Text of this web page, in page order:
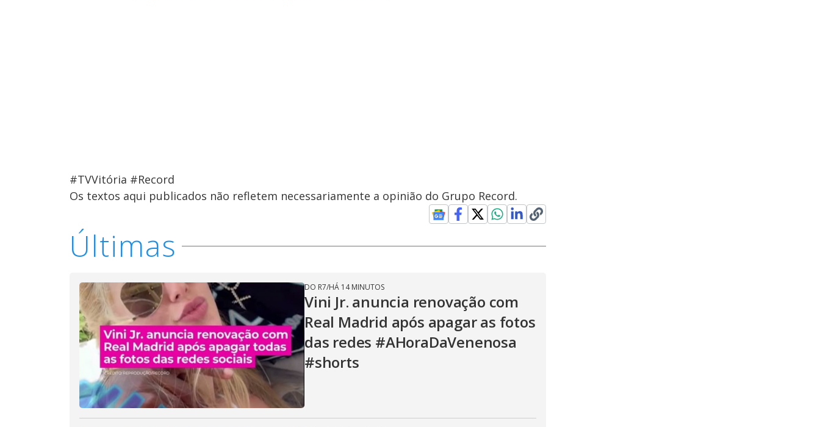
#TVVitória #Record
Os textos aqui publicados não refletem necessariamente a opinião do Grupo Record.
Últimas
DO R7/HÁ 14 MINUTOS
Vini Jr. anuncia renovação com
Real Madrid após apagar as fotos
das redes #AHoraDaVenenosa
#shorts